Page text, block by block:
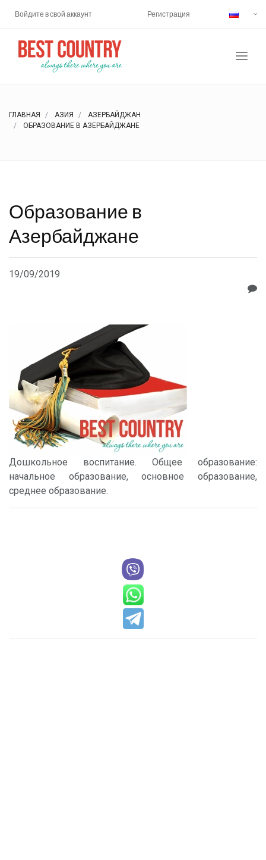
Войдите в свой аккаунт Регистрация
ГЛАВНАЯ АЗИЯ
АЗЕРБАЙДЖАН
ОБРАЗОВАНИЕ В АЗЕРБАЙДЖАНЕ
Образование в
Азербайджане
19/09/2019
Дошкольное воспитание. Общее образование:
начальное образование, основное образование,
среднее образование.